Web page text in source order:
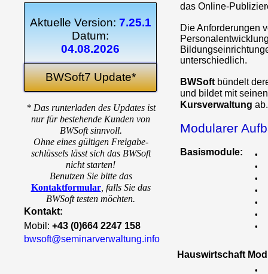
das Online-
Die Anforderungen
unterschiedlich.
BWSoft bündelt
und bildet mit
Kursverwaltung ab.
Modularer
Basismodule:
Aktuelle Version: 7.25.1
Datum:
04.08.2026
BWSoft7 Update*
Kontakt:
Mobil: +43 (0)664 2247 158
bwsoft@seminarverwaltung.info
* Das runterladen des Updates ist
nur für bestehende Kunden von
BWSoft sinnvoll.
Ohne eines gültigen Freigabe-
schlüssels lässt sich das BWSoft
nicht starten!
Benutzen Sie bitte das
Kontaktformular, falls Sie das
BWSoft testen möchten.
•
•
•
•
•
•
•
Hauswirtschaft
•